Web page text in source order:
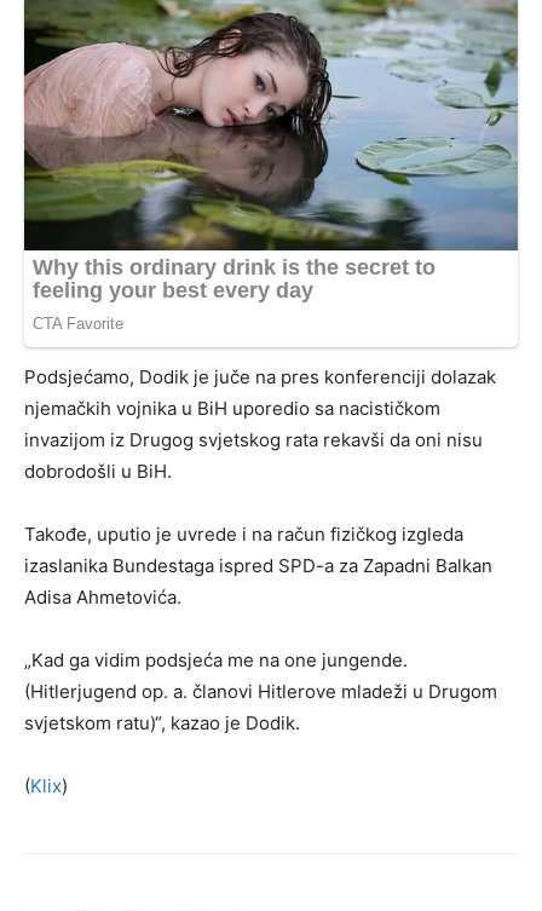
Podsjećamo, Dodik je juče na pres konferenciji dolazak
njemačkih vojnika u BiH uporedio sa nacističkom
invazijom iz Drugog svjetskog rata rekavši da oni nisu
dobrodošli u BiH.
Takođe, uputio je uvrede i na račun fizičkog izgleda
izaslanika Bundestaga ispred SPD-a za Zapadni Balkan
Adisa Ahmetovića.
„Kad ga vidim podsjeća me na one jungende.
(Hitlerjugend op. a. članovi Hitlerove mladeži u Drugom
svjetskom ratu)“, kazao je Dodik.
(Klix)